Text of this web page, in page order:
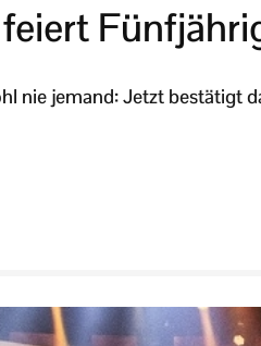
nie jemand: Jetzt bestätigt